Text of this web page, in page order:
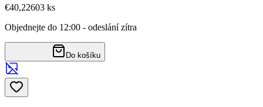
€40,22603 ks
Objednejte do 12:00 - odeslání zítra
Do košíku